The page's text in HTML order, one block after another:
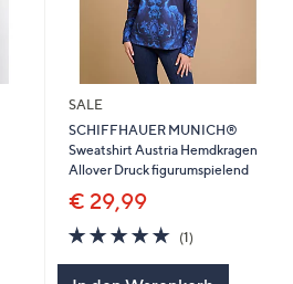
SALE
SCHIFFHAUER MUNICH®
Sweatshirt Austria Hemdkragen
Allover Druck figurumspielend
€ 29,99
5.0
von
(1)1